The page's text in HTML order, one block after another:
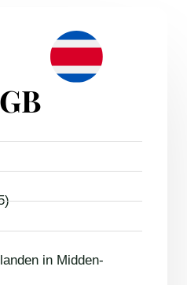
in Midden-